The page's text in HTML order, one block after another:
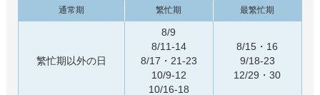
通常期 繁忙期 最繁忙期
繁忙期以外の日
8/9
8/11-14
8/17・21-23
10/9-12
10/16-18
8/15・16
9/18-23
12/29・30